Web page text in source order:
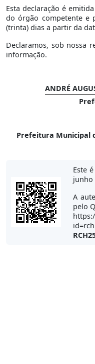
Esta declaração é
do órgão competente e
(trinta) dias a partir da
Declaramos, sob nossa
informação.
ANDRÉ
Prefeitura Municipal
Este
junho
A
pelo